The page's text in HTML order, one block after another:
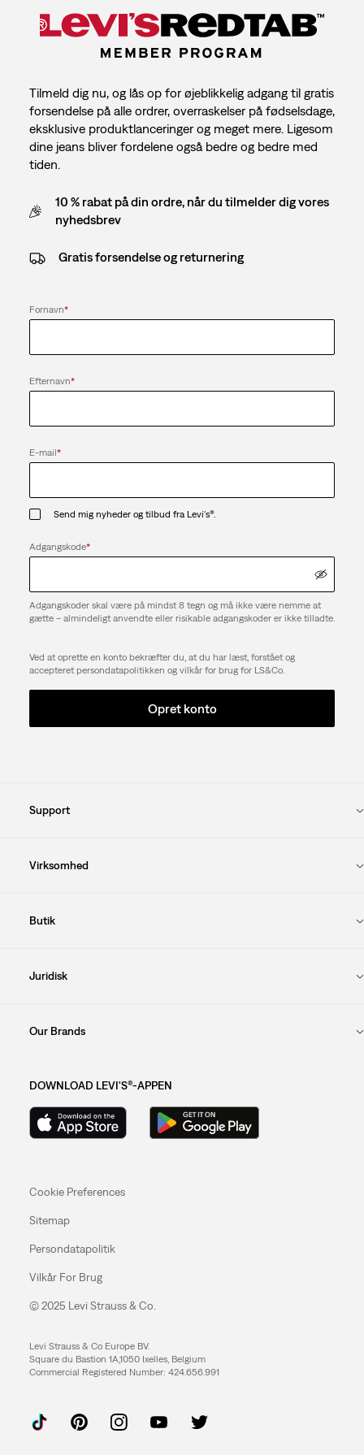
Tilmeld dig nu, og lås op for øjeblikkelig adgang til gratis
forsendelse på alle ordrer, overraskelser på fødselsdage,
eksklusive produktlanceringer og meget mere. Ligesom
dine jeans bliver fordelene også bedre og bedre med
tiden.
10 % rabat på din ordre, når du tilmelder dig vores
nyhedsbrev
Gratis forsendelse og returnering
Fornavn*
Efternavn*
E-mail*
Send mig nyheder og tilbud fra Levi's®.
Adgangskode*
Adgangskoder skal være på mindst 8 tegn og må ikke være nemme at
gætte – almindeligt anvendte eller risikable adgangskoder er ikke tilladte.
Ved at oprette en konto bekræfter du, at du har læst, forstået og
accepteret persondatapolitikken og vilkår for brug for LS&Co.
Opret konto
Support
Virksomhed
Butik
Juridisk
Our Brands
DOWNLOAD LEVI'S®-APPEN
Cookie Preferences
Sitemap
Persondatapolitik
Vilkår For Brug
© 2025 Levi Strauss & Co.
Levi Strauss & Co Europe BV.
Square du Bastion 1A,1050 Ixelles, Belgium
Commercial Registered Number: 424.656.991